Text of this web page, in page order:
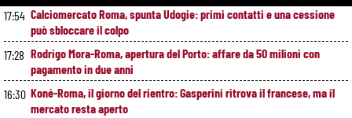
17:54 Calciomercato Roma, spunta Udogie: primi contatti e una cessione
può sbloccare il colpo
17:28 Rodrigo Mora-Roma, apertura del Porto: affare da 50 milioni con
pagamento in due anni
16:30 Koné-Roma, il giorno del rientro: Gasperini ritrova il francese, ma il
mercato resta aperto